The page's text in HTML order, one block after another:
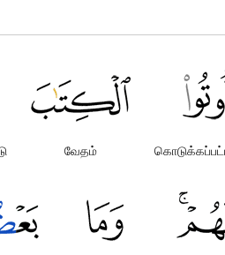
வேதம்